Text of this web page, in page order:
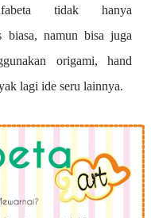
tidak hanya
biasa, namun bisa juga
origami, hand
lagi ide seru lainnya.